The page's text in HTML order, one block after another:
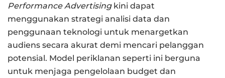
Performance Advertisingkini dapat
menggunakan strategi analisi data dan
penggunaan teknologi untuk menargetkan
audiens secara akurat demi mencari pelanggan
potensial. Model periklanan seperti ini berguna
untuk menjaga pengelolaan budget dan